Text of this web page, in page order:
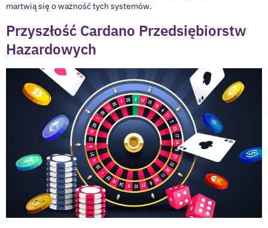
martwią się o ważność tych systemów.
Przyszłość Cardano Przedsiębiorstw
Hazardowych